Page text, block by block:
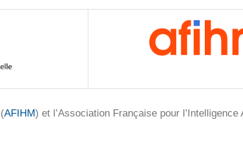
AFIHM) et l’Association Française pour